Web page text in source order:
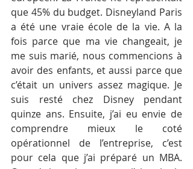
que 45% du budget. Disneyland Paris
a été une vraie école de la vie. A la
fois parce que ma vie changeait, je
me suis marié, nous commencions à
avoir des enfants, et aussi parce que
c’était un univers assez magique. Je
suis resté chez Disney pendant
quinze ans. Ensuite, j’ai eu envie de
comprendre mieux le coté
opérationnel de l’entreprise, c’est
pour cela que j’ai préparé un MBA.